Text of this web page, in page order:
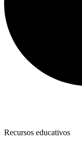
Recursos educativos